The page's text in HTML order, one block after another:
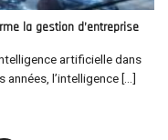
la gestion d’entreprise
artificielle dans
l’intelligence [...]